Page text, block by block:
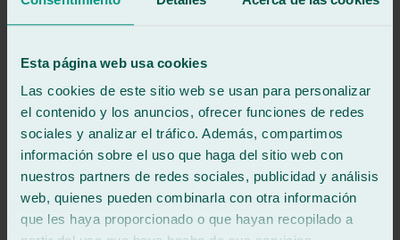
Esta página web usa cookies
Las cookies de este sitio web se usan para personalizar
el contenido y los anuncios, ofrecer funciones de redes
sociales y analizar el tráfico. Además, compartimos
información sobre el uso que haga del sitio web con
nuestros partners de redes sociales, publicidad y análisis
web, quienes pueden combinarla con otra información
que les haya proporcionado o que hayan recopilado a
agradecer a Álvaro por su atención y rapidez en el proceso y
Ver reseña
BJ
beatriz jimenez romero
Reseña de
Google
/5· Hace 3 meses
Ver reseña
El equipo de Ralarsa en Estepona son super amables y